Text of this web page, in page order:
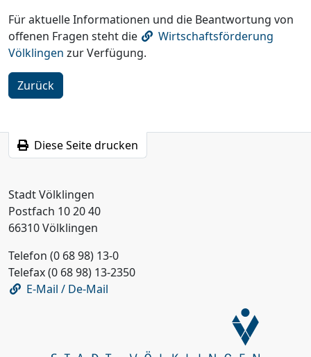
Für aktuelle Informationen und die Beantwortung von
offenen Fragen steht die
Wirtschaftsförderung
Völklingen zur Verfügung.
Zurück
Diese Seite drucken
Stadt Völklingen
Postfach 10 20 40
66310 Völklingen
Telefon (0 68 98) 13-0
Telefax (0 68 98) 13-2350
E-Mail / De-Mail